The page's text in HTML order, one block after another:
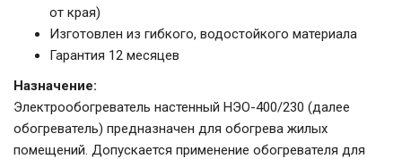
от края)
Изготовлен из гибкого, водостойкого материала
Гарантия 12 месяцев
Назначение:
Электрообогреватель настенный НЭО-400/230 (далее
обогреватель) предназначен для обогрева жилых
помещений. Допускается применение обогревателя для